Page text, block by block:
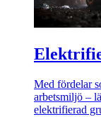
Med fördelar
arbetsmiljö –
elektrifierad